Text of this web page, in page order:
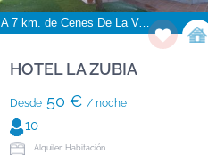
A 7 km. de Cenes De La Vega
HOTEL LA ZUBIA
Desde50 € / noche
10
Alquiler: Habitación